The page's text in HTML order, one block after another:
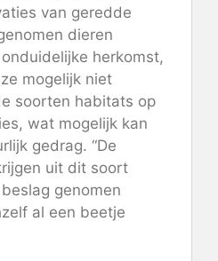
van geredde
dieren
herkomst,
mogelijk niet
soorten habitats op
wat mogelijk kan
gedrag. “De
uit dit soort
genomen
al een beetje